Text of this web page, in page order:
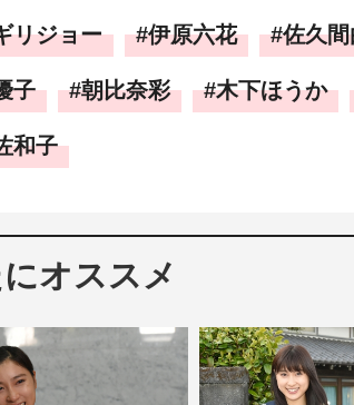
リジョー 伊原六花 佐久
子 朝比奈彩 木下ほうか
和子
オススメ